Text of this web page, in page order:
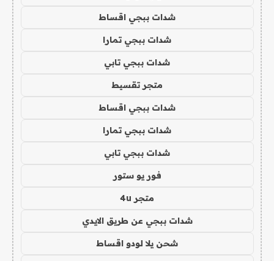
شدات ببجي اقساط
شدات ببجي تمارا
شدات ببجي تابي
متجر تقسيط
شدات ببجي اقساط
شدات ببجي تمارا
شدات ببجي تابي
فور يو ستور
متجر 4u
شدات ببجي عن طريق الايدي
شحن يلا لودو اقساط